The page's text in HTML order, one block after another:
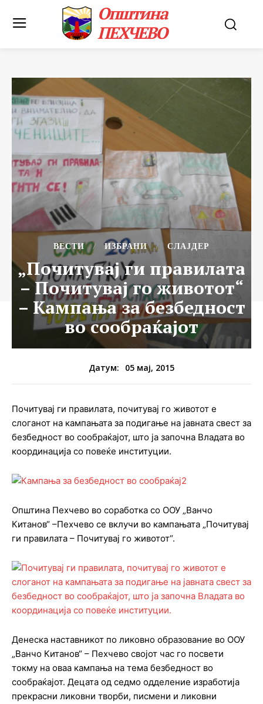
Општина
ПЕХЧЕВО
ВЕСТИ ИЗБРАНИ СЛАЈДЕР
„Почитувај ги правилата
– Почитувај го животот“
– Кампања за безбедност
во сообраќајот
Датум: 05 мај, 2015
Почитувај ги правилата, почитувај го животот е
слоганот на кампањата за подигање на јавната свест за
безбедност во сообраќајот, што ја започна Владата во
координација со повеќе институции.
Општина Пехчево во соработка со ООУ „Ванчо
Китанов“ –Пехчево се вклучи во кампањата „Почитувај
ги правилата – Почитувај го животот“.
Денеска наставникот по ликовно образование во ООУ
„Ванчо Китанов“ – Пехчево својот час го посвети
токму на оваа кампања на тема безбедност во
сообраќајот. Децата од седмо одделение изработија
прекрасни ликовни творби, писмени и ликовни